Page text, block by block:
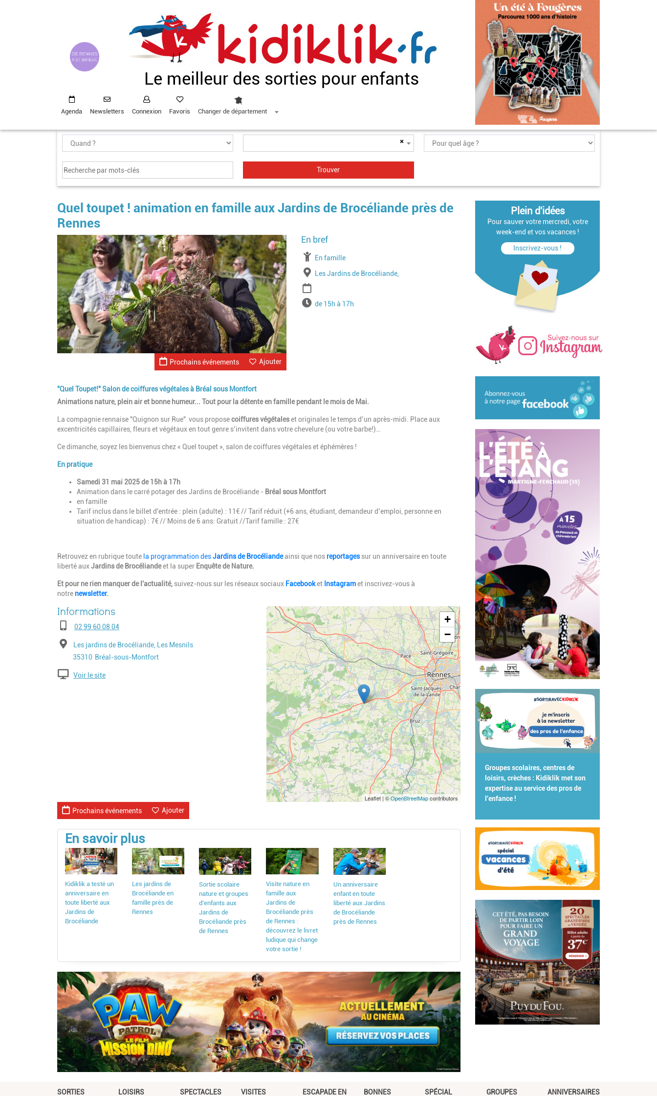
Le meilleur des sorties pour enfants
Agenda Newsletters Connexion Favoris Changer de département
×
Quel toupet ! animation en famille aux Jardins de Brocéliande près de
Rennes
Image
Ajouter
Prochains événements
À partir de
En famille
Lieu
Les Jardins de Brocéliande,
Horairesde 15h à 17h
"Quel Toupet!" Salon de coiffures végétales à Bréal sous Montfort
Animations nature, plein air et bonne humeur... Tout pour la détente en famille pendant le mois de Mai.
La compagnie rennaise "Quignon sur Rue" vous proposecoiffures végétaleset originales le temps d’un après-midi. Place aux
excentricités capillaires, fleurs et végétaux en tout genre s’invitent dans votre chevelure (ou votre barbe!)…
Ce dimanche, soyez les bienvenus chez « Quel toupet », salon de coiffures végétales et éphémères !
En pratique
Samedi 31 mai 2025 de 15h à 17h
Animation dans le carré potager des Jardins de Brocéliande - Bréal sous Montfort
en famille
Tarif inclus dans le billet d'entrée : plein (adulte) : 11€ // Tarif réduit (+6 ans, étudiant, demandeur d’emploi, personne en
situation de handicap) : 7€ // Moins de 6 ans: Gratuit //Tarif famille : 27€
Retrouvez en rubrique toute la programmation desJardins de Brocéliandeainsi que nos reportages sur un anniversaire en toute
liberté auxJardins de Brocéliandeet la super Enquête de Nature.
Et pour ne rien manquer de l'actualité, suivez-nous sur les réseaux sociaux Facebooket Instagramet inscrivez-vous à
notre newsletter.
Téléphone02 99 60 08 04
AdresseLes jardins de Brocéliande, Les Mesnils
Code postal
35310 Ville
Bréal-sous-Montfort
Voir le site
Geolocalisation
+
−
Leaflet | ©OpenStreetMapcontributors
Ajouter
Prochains événements
En savoir plus
Kidiklik a testé un
anniversaire en
toute liberté aux
Jardins de
Brocéliande
Les jardins de
Brocéliande en
famille près de
Rennes
Sortie scolaire
nature et groupes
d’enfants aux
Jardins de
Brocéliande près
de Rennes
Visite nature en
famille aux
Jardins de
Brocéliande près
de Rennes :
découvrez le livret
ludique qui change
votre sortie !
Un anniversaire
enfant en toute
liberté aux Jardins
de Brocéliande
près de Rennes
Plein d'idées
Pour sauver votre mercredi, votre
week-end et vos vacances !
Inscrivez-vous !
Groupes scolaires, centres de
loisirs, crèches : Kidiklik met son
expertise au service des pros de
l'enfance !
SORTIES LOISIRS SPECTACLES VISITES ESCAPADE EN BONNES SPÉCIAL GROUPES ANNIVERSAIRES